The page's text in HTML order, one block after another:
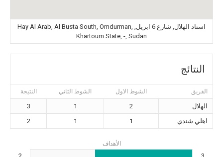
استاد الهلال, شارع 6 ابريل, Hay Al Arab, Al Busta South, Omdurman,
Khartoum State, -, Sudan
النتائج
الفريق الشوط الاول الشوط الثاني النتيجة
الهلال 2
1
3
اهلي شندي
1
1
2
الأهداف